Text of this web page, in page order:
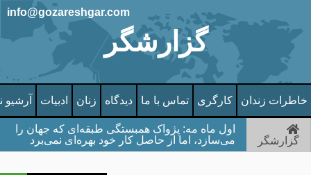
گزارشگر
info@gozareshgar.com
خاطرات زندان کارگری تماس با ما دیدگاه زنان ادبیات آرشیو
گزارشگر
اول ماه مه: پژواک همبستگی طبقه‌ای که جهان را
می‌سازد، اما از حاصل کار خود بهره‌ای نمی‌برد